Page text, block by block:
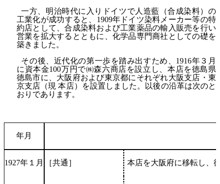
一方、明治時代に入りドイツで人造藍（合成染料）の
工業化が成功すると、1909年ドイツ染料メーカー等の特
約店として、合成染料および工業薬品の輸入販売を行い
営業を拡大するとともに、化学品専門商社としての礎を
築きました。
その後、近代化の第一歩を踏み出すため、1916年３月
に資本金100万円で㈱森六商店を設立し、本店を徳島県
徳島市に、大阪府および東京都にそれぞれ大阪支店・東
京支店（現 本店）を設置しました。以後の沿革は次のと
おりであります。
年月
1927年１月 ［共通］ 本店を大阪府に移転し、